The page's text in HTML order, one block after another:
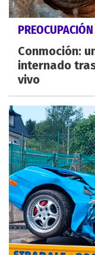
PREOCUPACIÓN
Conmoción:
internado
vivo